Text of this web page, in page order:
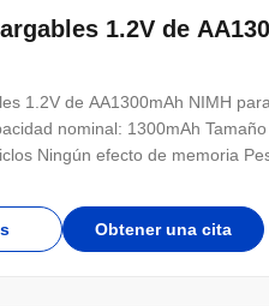
1.2V de
1.2V de AA1300mAh NIMH
nominal: 1300mAh
Ningún efecto de memoria
Obtener una cita